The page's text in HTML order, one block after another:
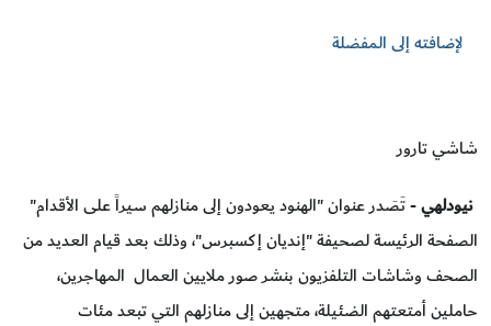
لإضافته إلى المفضلة
شاشي تارور
نيودلهي- تَصَدر عنوان "الهنود يعودون إلى منازلهم سيراً على الأقدام"
الصفحة الرئيسة لصحيفة "إنديان إكسبرس"، وذلك بعد قيام العديد من
الصحف وشاشات التلفزيون بنشر صور ملايين العمال المهاجرين،
حاملين أمتعتهم الضئيلة، متجهين إلى منازلهم التي تبعد مئات